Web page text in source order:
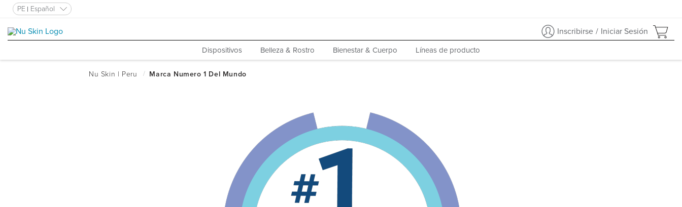
PE Español
Inscribirse / Iniciar Sesión
Dispositivos Belleza & Rostro Bienestar & Cuerpo Líneas de producto